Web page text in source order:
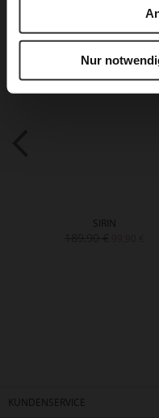
Nur
SIRIN
KUNDENSERVICE